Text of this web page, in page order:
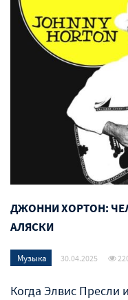
ДЖОННИ ХОРТОН:
АЛЯСКИ
Музыка 30.04.2025
Когда Элвис Пресли